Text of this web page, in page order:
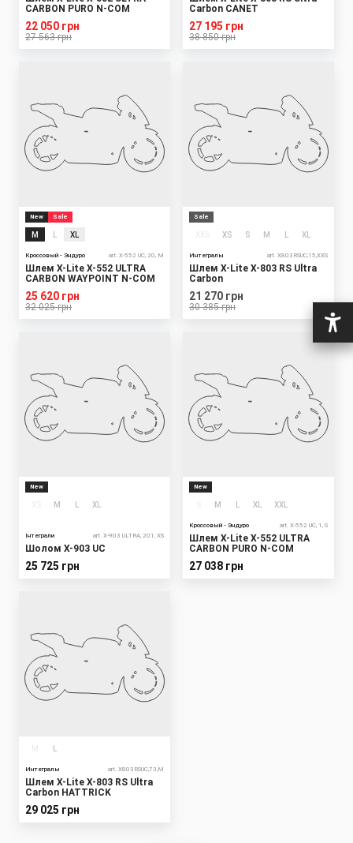
CARBON PURO N-COM
27 563 грн
22 050 грн
Carbon CANET
38 850 грн
27 195 грн
New Sale
M XL
Кроссовый - Эндуро art. X-552 UC, 20, M
Шлем X-Lite X-552 ULTRA
CARBON WAYPOINT N-COM
32 025 грн
25 620 грн
Sale
XS S M XL
Интегралы art. X803RSUC,15,XXS
Шлем X-Lite X-803 RS Ultra
Carbon
30 385 грн
21 270 грн
New
M XL
Інтеграли art. X-903 ULTRA, 201, XS
Шолом X-903 UC
25 725 грн
New
M XL XXL
Кроссовый - Эндуро art. X-552 UC, 1, S
Шлем X-Lite X-552 ULTRA
CARBON PURO N-COM
27 038 грн
Интегралы art. X803RSUC,73,M
Шлем X-Lite X-803 RS Ultra
Carbon HATTRICK
29 025 грн